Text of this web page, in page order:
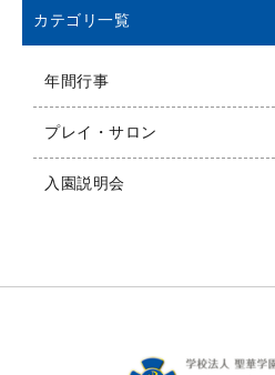
カテゴリ一覧
年間行事
プレイ・サロン
入園説明会